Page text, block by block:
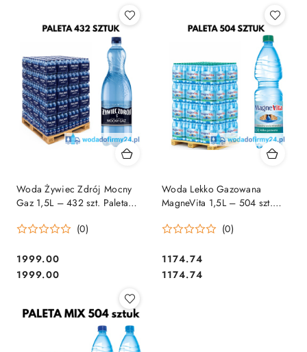
Woda Żywiec Zdrój Mocny
Gaz 1,5L – 432 szt. Paleta
(0)
Cena:
1999.00
Cena:
1999.00
Woda Lekko Gazowana
MagneVita 1,5L – 504 szt.
(0)
Cena:
1174.74
Cena:
1174.74